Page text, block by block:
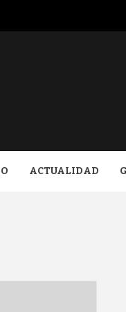
ACTUALIDAD